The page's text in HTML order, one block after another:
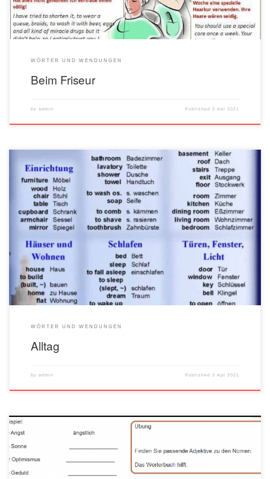
WÖRTER UND WENDUNGEN
Beim Friseur
by admin Published3 Apr 2021
WÖRTER UND WENDUNGEN
Alltag
by admin Published3 Apr 2021